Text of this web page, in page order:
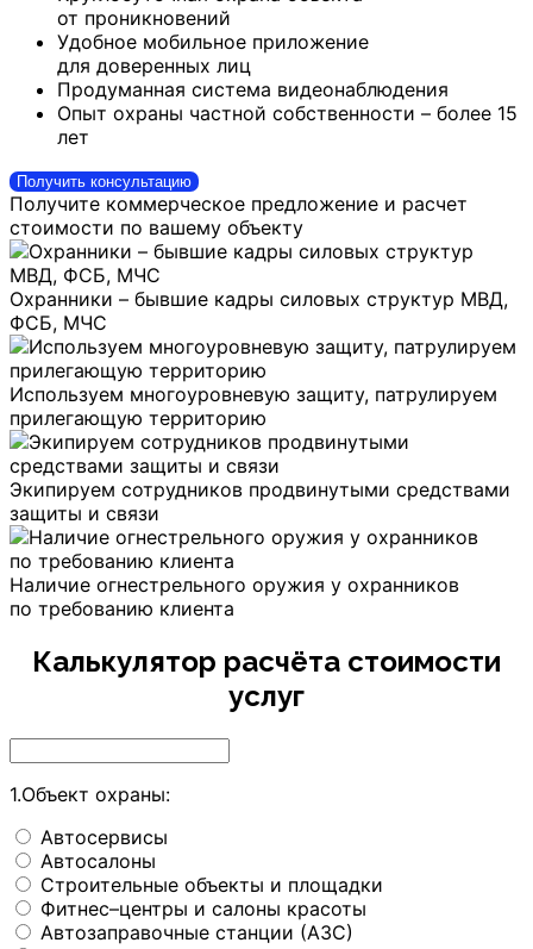
от проникновений
Удобное мобильное приложение
для доверенных лиц
Продуманная система видеонаблюдения
Опыт охраны частной собственности – более 15
лет
Получить консультацию
Получите коммерческое предложение и расчет
стоимости по вашему объекту
Охранники – бывшие кадры силовых структур МВД,
ФСБ, МЧС
Используем многоуровневую защиту, патрулируем
прилегающую территорию
Экипируем сотрудников продвинутыми средствами
защиты и связи
Наличие огнестрельного оружия у охранников
по требованию клиента
Калькулятор расчёта стоимости
услуг
1.Объект охраны:
Автосервисы
Автосалоны
Строительные объекты и площадки
Фитнес–центры и салоны красоты
Автозаправочные станции (АЗС)